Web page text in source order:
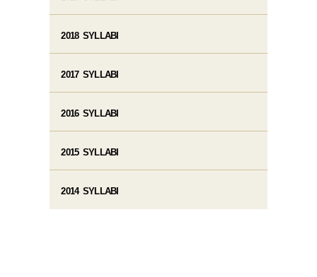
2018 SYLLABI
2017 SYLLABI
2016 SYLLABI
2015 SYLLABI
2014 SYLLABI